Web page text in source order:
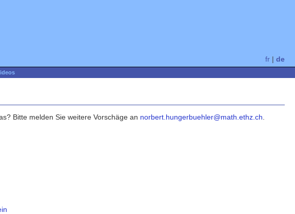
Bitte melden Sie weitere Vorschäge an norbert.hungerbuehler@math.ethz.ch
fr | de